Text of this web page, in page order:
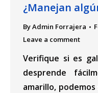
¿Manejan
ByAdmin Forrajera
Leave a comment
Verifique si es
desprende
amarillo,